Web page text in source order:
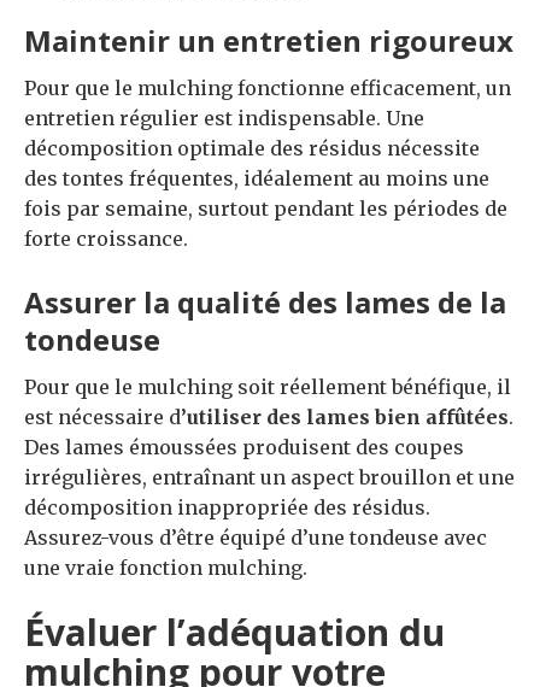
Maintenir un entretien rigoureux
Pour que le mulching fonctionne efficacement, un
entretien régulier est indispensable. Une
décomposition optimale des résidus nécessite
des tontes fréquentes, idéalement au moins une
fois par semaine, surtout pendant les périodes de
forte croissance.
Assurer la qualité des lames de la
tondeuse
Pour que le mulching soit réellement bénéfique, il
est nécessaire d’utiliser des lames bien affûtées.
Des lames émoussées produisent des coupes
irrégulières, entraînant un aspect brouillon et une
décomposition inappropriée des résidus.
Assurez-vous d’être équipé d’une tondeuse avec
une vraie fonction mulching.
Évaluer l’adéquation du
mulching pour votre